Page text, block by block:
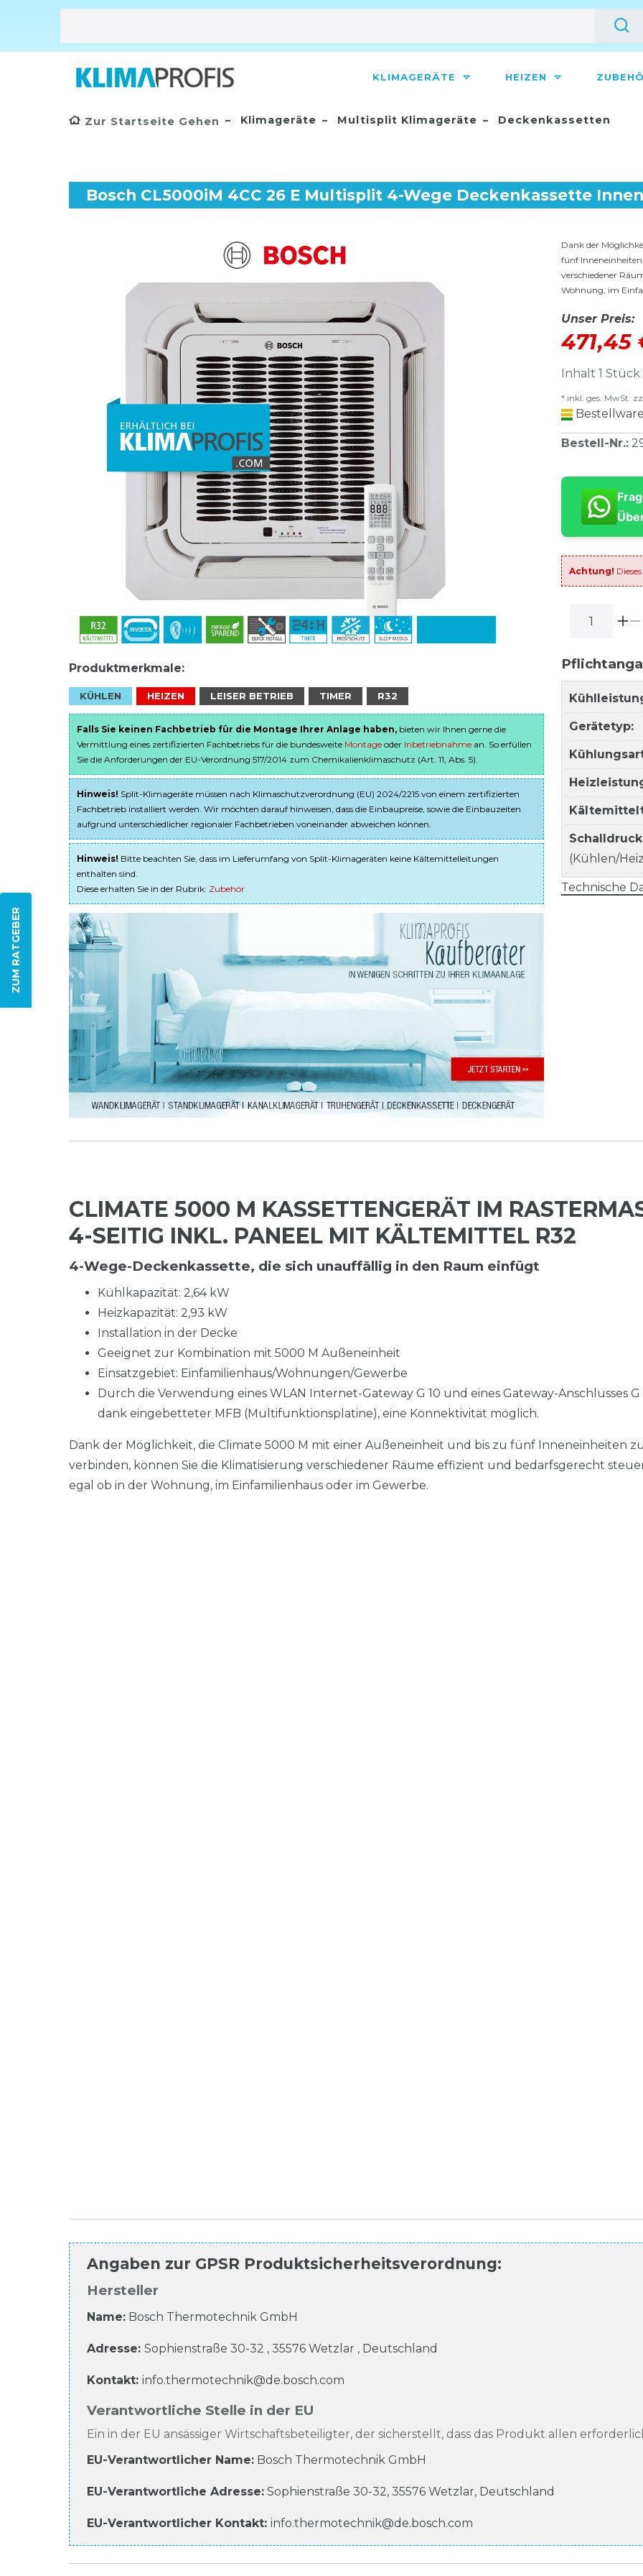
KLIMAGERÄTE HEIZEN
Zur Startseite Gehen Klimageräte Multisplit Klimageräte Deckenkassetten
ZUM RATGEBER
Bosch CL5000iM 4CC 26 E Multisplit 4-Wege Deckenkassette
Produktmerkmale:
KÜHLEN HEIZEN LEISER BETRIEB TIMER R32
Falls Sie keinen Fachbetrieb für die Montage Ihrer Anlage haben, bieten wir Ihnen gerne die
Vermittlung eines zertifizierten Fachbetriebs für die bundesweite Montage oder Inbetriebnahme an. So erfüllen
Sie die Anforderungen der EU-Verordnung 517/2014 zum Chemikalienklimaschutz (Art. 11, Abs. 5).
Hinweis! Split-Klimageräte müssen nach Klimaschutzverordnung (EU) 2024/2215 von einem zertifizierten
Fachbetrieb installiert werden. Wir möchten darauf hinweisen, dass die Einbaupreise, sowie die Einbauzeiten
aufgrund unterschiedlicher regionaler Fachbetrieben voneinander abweichen können.
Hinweis! Bitte beachten Sie, dass im Lieferumfang von Split-Klimageräten keine Kältemittelleitungen
enthalten sind.
Diese erhalten Sie in der Rubrik: Zubehör
Dank der
fünf
verschiedener
Wohnung, im
Unser Preis:
Inhalt 1 Stück
* inkl. ges. MwSt.
Bestell-Nr.:
Achtung!
Gerätetyp:
(Kühlen/
Technische
CLIMATE 5000 M KASSETTENGERÄT IM
-SEITIG INKL. PANEEL MIT KÄLTEMITTEL R32
4-Wege-Deckenkassette, die sich unauffällig in den Raum einfügt
Kühlkapazität: 2,64 kW
Heizkapazität: 2,93 kW
Installation in der Decke
Geeignet zur Kombination mit 5000 M Außeneinheit
Einsatzgebiet: Einfamilienhaus/Wohnungen/Gewerbe
Durch die Verwendung eines WLAN Internet-Gateway G 10 und eines Gateway-Anschlusses G
dank eingebetteter MFB (Multifunktionsplatine), eine Konnektivität möglich.
Dank der Möglichkeit, die Climate 5000 M mit einer Außeneinheit und bis zu fünf Inneneinheiten
verbinden, können Sie die Klimatisierung verschiedener Räume effizient und bedarfsgerecht
egal ob in der Wohnung, im Einfamilienhaus oder im Gewerbe.
Angaben zur GPSR Produktsicherheitsverordnung:
Hersteller
Name: Bosch Thermotechnik GmbH
Adresse: Sophienstraße 30-32 , 35576 Wetzlar , Deutschland
Kontakt: info.thermotechnik@de.bosch.com
Verantwortliche Stelle in der EU
Ein in der EU ansässiger Wirtschaftsbeteiligter, der sicherstellt, dass das Produkt allen
EU-Verantwortlicher Name: Bosch Thermotechnik GmbH
EU-Verantwortliche Adresse: Sophienstraße 30-32, 35576 Wetzlar, Deutschland
EU-Verantwortlicher Kontakt: info.thermotechnik@de.bosch.com